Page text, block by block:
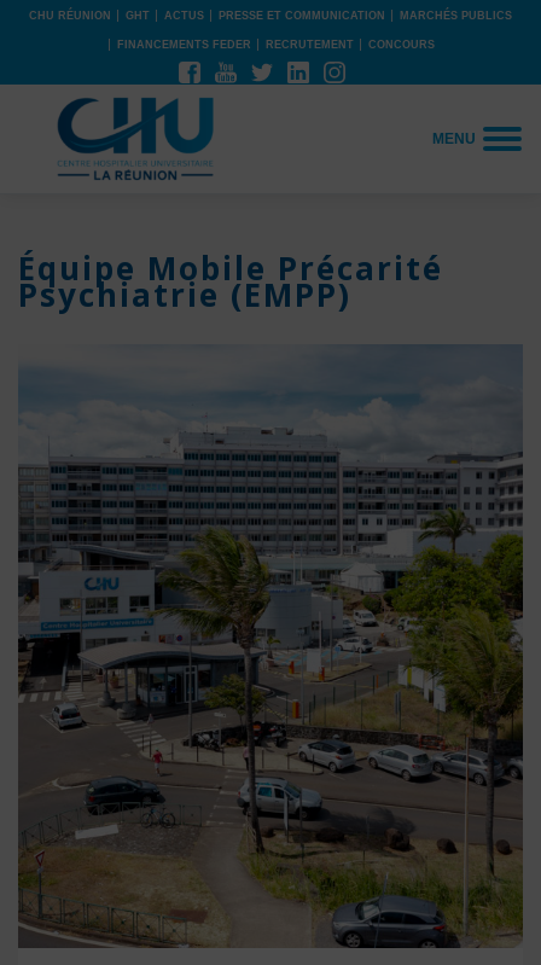
CHU RÉUNION GHT ACTUS PRESSE ET COMMUNICATION MARCHÉS PUBLICS
FINANCEMENTS FEDER RECRUTEMENT CONCOURS
MENU
Équipe Mobile Précarité
Psychiatrie (EMPP)